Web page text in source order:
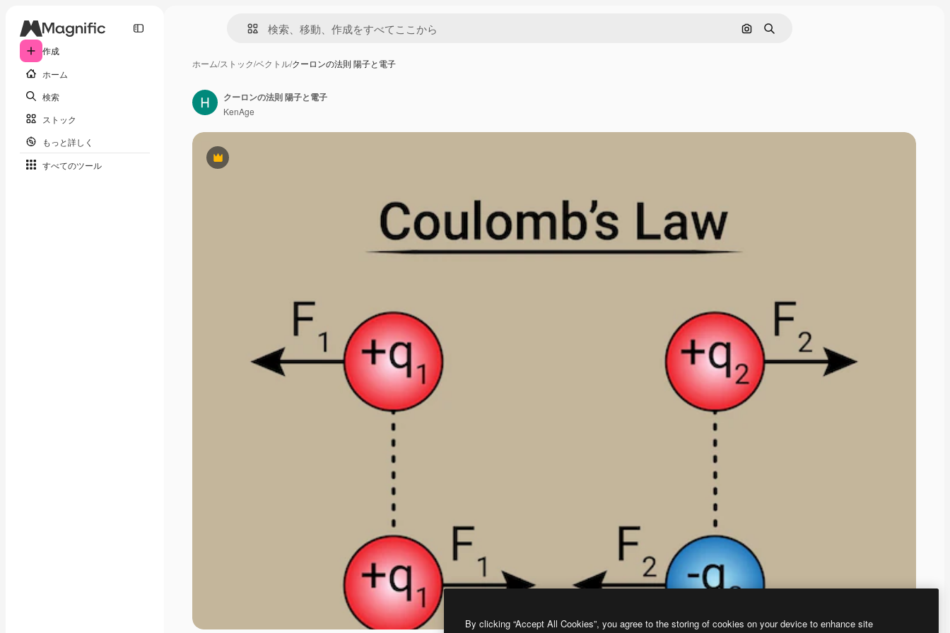
作成
ホーム
検索
ストック
もっと詳しく
すべてのツール
画像で検索
検索
ホーム/ストック/ベクトル/クーロンの法則 陽子と電子
Premium
クーロンの法則 陽子と電子
KenAge
By clicking “Accept All Cookies”, you agree to the storing of cookies on your device to enhance site